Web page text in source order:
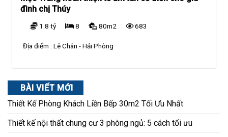
đình chị Thúy
1.8 tỷ 8 80m2 683
Địa điểm :Lê Chân - Hải Phòng
BÀI VIẾT MỚI
Thiết Kế Phòng Khách Liền Bếp 30m2 Tối Ưu Nhất
Thiết kế nội thất chung cư 3 phòng ngủ: 5 cách tối ưu